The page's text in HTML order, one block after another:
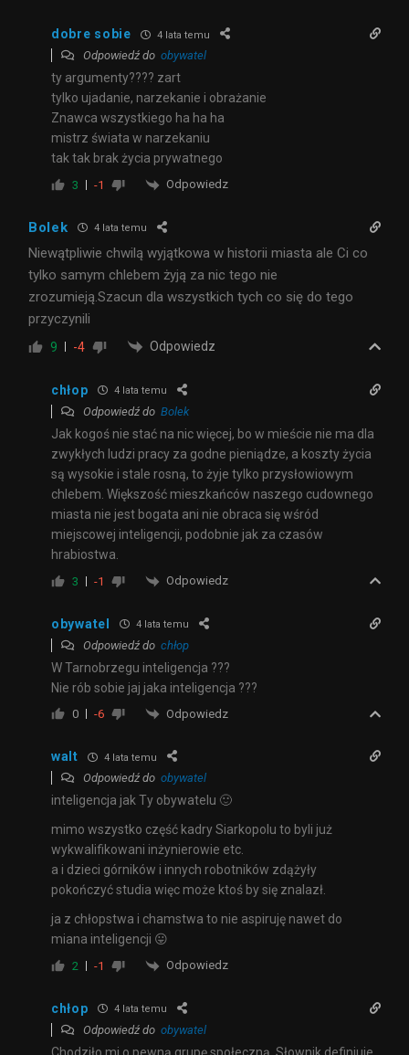
dobre sobie 4 lata temu
Odpowiedź do obywatel
ty argumenty???? zart
tylko ujadanie, narzekanie i obrażanie
Znawca wszystkiego ha ha ha
mistrz świata w narzekaniu
tak tak brak życia prywatnego
3 -1 Odpowiedz
Bolek 4 lata temu
Niewątpliwie chwilą wyjątkowa w historii miasta ale Ci co
tylko samym chlebem żyją za nic tego nie
zrozumieją.Szacun dla wszystkich tych co się do tego
przyczynili
9 -4 Odpowiedz
chłop 4 lata temu
Odpowiedź do Bolek
Jak kogoś nie stać na nic więcej, bo w mieście nie ma dla
zwykłych ludzi pracy za godne pieniądze, a koszty życia
są wysokie i stale rosną, to żyje tylko przysłowiowym
chlebem. Większość mieszkańców naszego cudownego
miasta nie jest bogata ani nie obraca się wśród
miejscowej inteligencji, podobnie jak za czasów
hrabiostwa.
3 -1 Odpowiedz
obywatel 4 lata temu
Odpowiedź do chłop
W Tarnobrzegu inteligencja ???
Nie rób sobie jaj jaka inteligencja ???
0 -6 Odpowiedz
walt 4 lata temu
Odpowiedź do obywatel
inteligencja jak Ty obywatelu 🙂
mimo wszystko część kadry Siarkopolu to byli już
wykwalifikowani inżynierowie etc.
a i dzieci górników i innych robotników zdążyły
pokończyć studia więc może ktoś by się znalazł.
ja z chłopstwa i chamstwa to nie aspiruję nawet do
miana inteligencji 😛
2 -1 Odpowiedz
chłop 4 lata temu
Odpowiedź do obywatel
Chodziło mi o pewną grupę społeczną. Słownik definiuje